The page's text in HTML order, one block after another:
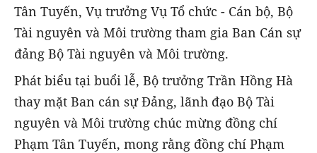
Tân Tuyến, Vụ trưởng Vụ Tổ chức - Cán bộ, Bộ
Tài nguyên và Môi trường tham gia Ban Cán sự
đảng Bộ Tài nguyên và Môi trường.
Phát biểu tại buổi lễ, Bộ trưởng Trần Hồng Hà
thay mặt Ban cán sự Đảng, lãnh đạo Bộ Tài
nguyên và Môi trường chúc mừng đồng chí
Phạm Tân Tuyến, mong rằng đồng chí Phạm